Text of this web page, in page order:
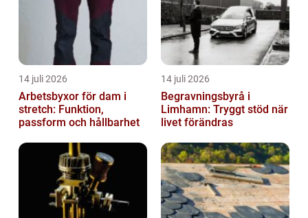
14 juli 2026
Arbetsbyxor för dam i
stretch: Funktion,
passform och hållbarhet
14 juli 2026
Begravningsbyrå i
Limhamn: Tryggt stöd när
livet förändras